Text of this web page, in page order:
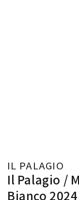
IL PALAGIO
Il Palagio /
Bianco 2024